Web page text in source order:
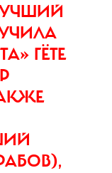
ГЁТЕ